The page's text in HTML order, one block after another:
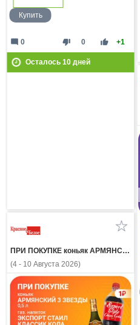
Купить
thumb_down 0 thumb_up +1
mode_comment 0
Осталось 10дней
ПРИ ПОКУПКЕ коньяк АРМЯНСКИЙ 3 ЗВЕЗДЫ 0,5л газ напиток ЭКСПОРТ СТАЙЛ КЛАССИК КОЛА 1 л за 1 рубль
(4 - 10 Августа 2026)